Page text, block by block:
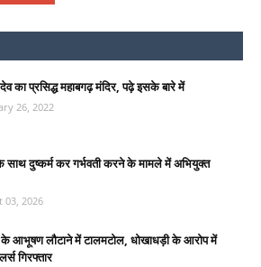
का प्रसिद्ध महाबगढ़ मंदिर, पढ़े इसके बारे में
26, 2022
साथ दुष्कर्म कर गर्भवती करने के मामले में अभियुक्त
03, 2026
के आभूषण लौटाने में टालमटोल, धोखाधड़ी के आरोप में
गिरफ्तार